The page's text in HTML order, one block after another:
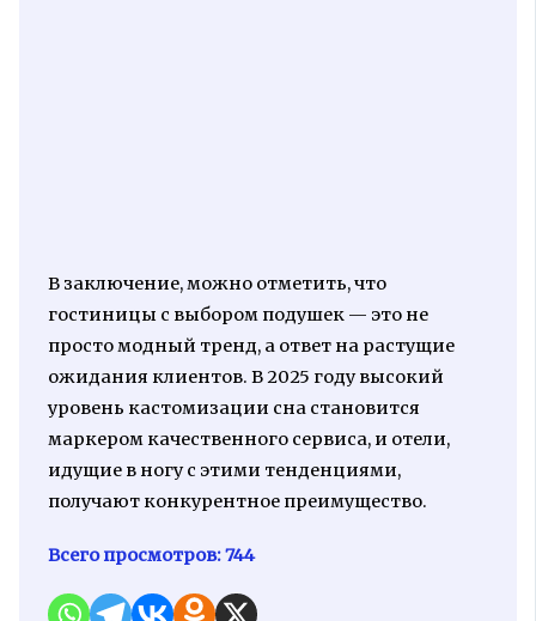
В заключение, можно отметить, что
гостиницы с выбором подушек — это не
просто модный тренд, а ответ на растущие
ожидания клиентов. В 2025 году высокий
уровень кастомизации сна становится
маркером качественного сервиса, и отели,
идущие в ногу с этими тенденциями,
получают конкурентное преимущество.
Всего просмотров:744